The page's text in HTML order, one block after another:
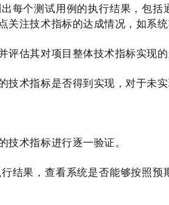
每个测试用例的执行结果，包
注技术指标的达成情况，如系
估其对项目整体技术指标实现的
术指标是否得到实现，对于未
术指标进行逐一验证。
结果，查看系统是否能够按照